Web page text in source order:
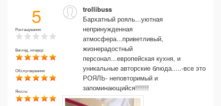
5
Розташування:
Вигляд, інтерєр:
Обслуговування:
Якість:
trollibuss
Бархатный рояль...уютная
непринужденная
атмосфера...приветливый,
жизнерадостный
персонал...европейская кухня, и
уникальные авторские блюда.....-все это
РОЯЛЬ- неповторимый и
запоминающийся!!!!!!!